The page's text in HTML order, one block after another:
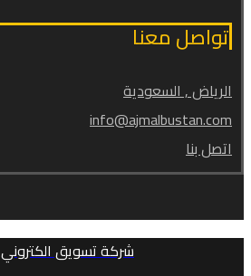
تواصل معنا
الرياض , السعودية
info@ajmalbustan.com
اتصل بنا
شركة تسويق الكتروني